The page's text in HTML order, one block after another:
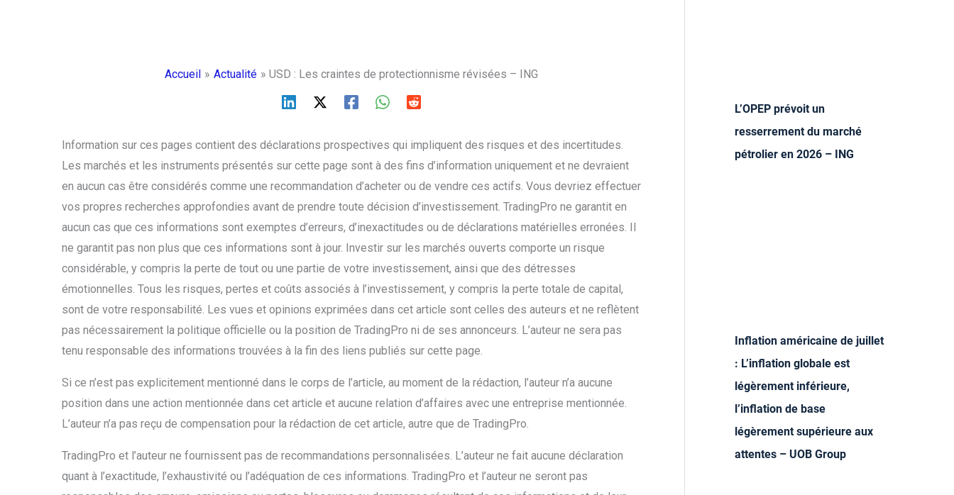
Accueil Actualité USD : Les craintes de protectionnisme révisées – ING
Information sur ces pages contient des déclarations prospectives qui impliquent des risques et des incertitudes.
Les marchés et les instruments présentés sur cette page sont à des fins d’information uniquement et ne devraient
en aucun cas être considérés comme une recommandation d’acheter ou de vendre ces actifs. Vous devriez effectuer
vos propres recherches approfondies avant de prendre toute décision d’investissement. TradingPro ne garantit en
aucun cas que ces informations sont exemptes d’erreurs, d’inexactitudes ou de déclarations matérielles erronées. Il
ne garantit pas non plus que ces informations sont à jour. Investir sur les marchés ouverts comporte un risque
considérable, y compris la perte de tout ou une partie de votre investissement, ainsi que des détresses
émotionnelles. Tous les risques, pertes et coûts associés à l’investissement, y compris la perte totale de capital,
sont de votre responsabilité. Les vues et opinions exprimées dans cet article sont celles des auteurs et ne reflètent
pas nécessairement la politique officielle ou la position de TradingPro ni de ses annonceurs. L’auteur ne sera pas
tenu responsable des informations trouvées à la fin des liens publiés sur cette page.
Si ce n’est pas explicitement mentionné dans le corps de l’article, au moment de la rédaction, l’auteur n’a aucune
position dans une action mentionnée dans cet article et aucune relation d’affaires avec une entreprise mentionnée.
L’auteur n’a pas reçu de compensation pour la rédaction de cet article, autre que de TradingPro.
TradingPro et l’auteur ne fournissent pas de recommandations personnalisées. L’auteur ne fait aucune déclaration
quant à l’exactitude, l’exhaustivité ou l’adéquation de ces informations. TradingPro et l’auteur ne seront pas
L’OPEP prévoit un
resserrement du marché
pétrolier en 2026 – ING
Inflation américaine de juillet
: L’inflation globale est
légèrement inférieure,
l’inflation de base
légèrement supérieure aux
attentes – UOB Group